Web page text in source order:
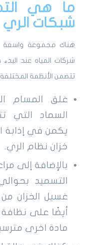
ما هي
شبكات الري
هناك مجموعة واسعة
شركات المياه عند
تتضمن الأنظمة
غلق المسام
السماد التي
يكمن في إذابة
خزان نظام الري.
بالإضافة إلى
التسميد
غسيل الخزان
أيضًا على
مادة اخرى